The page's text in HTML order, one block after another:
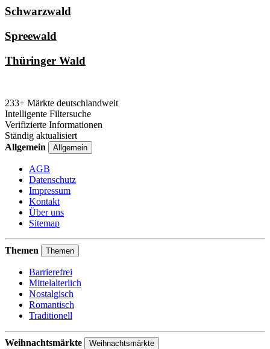
Schwarzwald
Spreewald
Thüringer Wald
233+ Märkte deutschlandweit
Intelligente Filtersuche
Verifizierte Informationen
Ständig aktualisiert
Allgemein
Allgemein
AGB
Datenschutz
Impressum
Kontakt
Über uns
Sitemap
Themen Themen
Barrierefrei
Mittelalterlich
Nostalgisch
Romantisch
Traditionell
Weihnachtsmärkte Weihnachtsmärkte